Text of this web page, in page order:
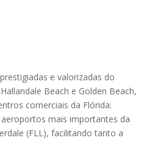
e valorizadas do
Beach e Golden Beach,
comerciais da Flórida:
mais importantes da
(FLL), facilitando tanto a